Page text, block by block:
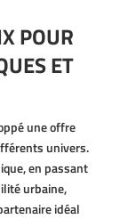
POUR
ET
une offre
univers.
en passant
urbaine,
idéal